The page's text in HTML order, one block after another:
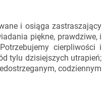
i osiąga zastraszający
piękne, prawdziwe, i
cierpliwości i
tylu dzisiejszych utrapień;
codziennym